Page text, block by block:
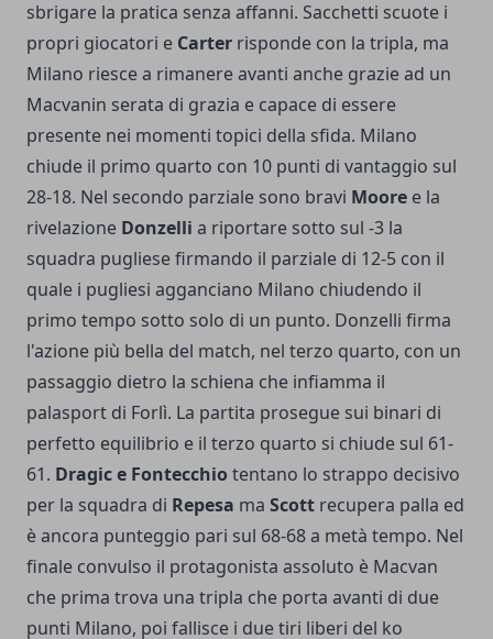
sbrigare la pratica senza affanni. Sacchetti scuote i
propri giocatori e Carter risponde con la tripla, ma
Milano riesce a rimanere avanti anche grazie ad un
Macvanin serata di grazia e capace di essere
presente nei momenti topici della sfida. Milano
chiude il primo quarto con 10 punti di vantaggio sul
28-18. Nel secondo parziale sono bravi Moore e la
rivelazione Donzelli a riportare sotto sul -3 la
squadra pugliese firmando il parziale di 12-5 con il
quale i pugliesi agganciano Milano chiudendo il
primo tempo sotto solo di un punto. Donzelli firma
l'azione più bella del match, nel terzo quarto, con un
passaggio dietro la schiena che infiamma il
palasport di Forlì. La partita prosegue sui binari di
perfetto equilibrio e il terzo quarto si chiude sul 61-
61. Dragic e Fontecchio tentano lo strappo decisivo
per la squadra di Repesa ma Scott recupera palla ed
è ancora punteggio pari sul 68-68 a metà tempo. Nel
finale convulso il protagonista assoluto è Macvan
che prima trova una tripla che porta avanti di due
punti Milano, poi fallisce i due tiri liberi del ko